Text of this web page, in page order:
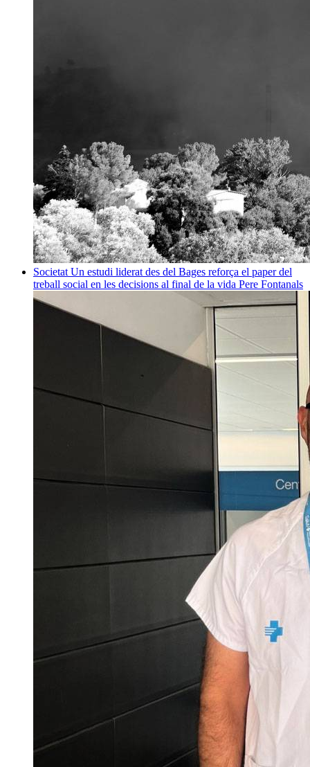
Societat Un estudi liderat des del Bages reforça el paper del
treball social en les decisions al final de la vida Pere Fontanals